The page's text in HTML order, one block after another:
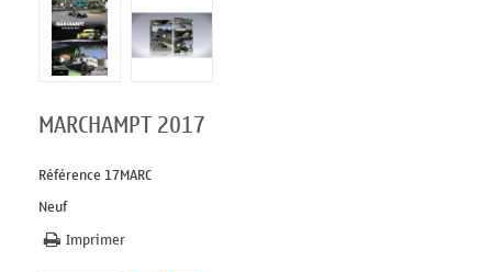
MARCHAMPT 2017
Référence 17MARC
Neuf
Imprimer